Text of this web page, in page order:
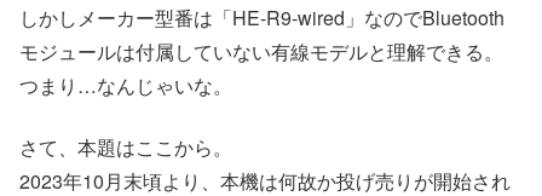
しかしメーカー型番は「‎HE-R9-wired」なのでBluetooth
モジュールは付属していない有線モデルと理解できる。
つまり…なんじゃいな。
さて、本題はここから。
2023年10月末頃より、本機は何故か投げ売りが開始され